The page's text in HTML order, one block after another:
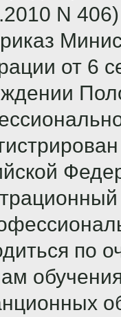
N 406)
от 6
по